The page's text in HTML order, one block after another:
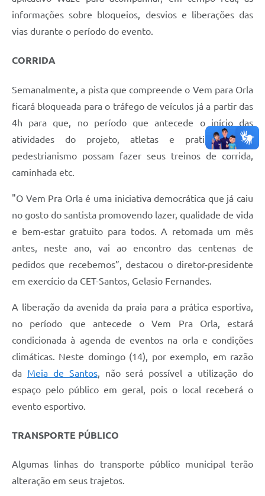
informações sobre bloqueios, desvios e liberações das
vias durante o período do evento.
CORRIDA
Semanalmente, a pista que compreende o Vem para Orla
ficará bloqueada para o tráfego de veículos já a partir das
4h para que, no período que antecede o início das
atividades do projeto, atletas e praticantes de
pedestrianismo possam fazer seus treinos de corrida,
caminhada etc.
"O Vem Pra Orla é uma iniciativa democrática que já caiu
no gosto do santista promovendo lazer, qualidade de vida
e bem-estar gratuito para todos. A retomada um mês
antes, neste ano, vai ao encontro das centenas de
pedidos que recebemos”, destacou o diretor-presidente
em exercício da CET-Santos, Gelasio Fernandes.
A liberação da avenida da praia para a prática esportiva,
no período que antecede o Vem Pra Orla, estará
condicionada à agenda de eventos na orla e condições
climáticas. Neste domingo (14), por exemplo, em razão
da Meia de Santos, não será possível a utilização do
espaço pelo público em geral, pois o local receberá o
evento esportivo.
TRANSPORTE PÚBLICO
Algumas linhas do transporte público municipal terão
alteração em seus trajetos.